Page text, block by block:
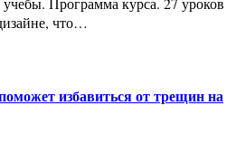
что…
избавиться от трещин на